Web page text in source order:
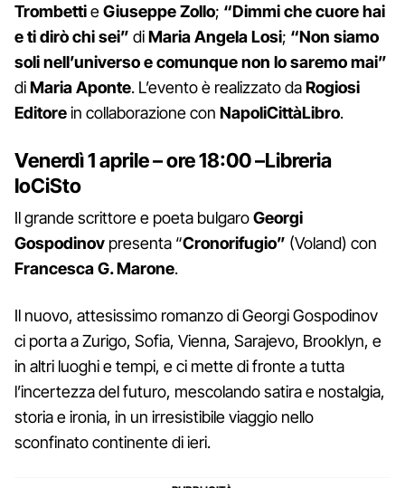
TrombettieGiuseppe Zollo; “Dimmi che cuore hai
e ti dirò chi sei” diMaria Angela Losi; “Non siamo
soli nell’universo e comunque non lo saremo mai”
diMaria Aponte. L’evento è realizzato daRogiosi
Editorein collaborazione con NapoliCittàLibro.
Venerdì 1 aprile–ore 18:00–Libreria
IoCiSto
Il grande scrittore e poeta bulgaroGeorgi
Gospodinov presenta “Cronorifugio” (Voland) con
Francesca G. Marone.
Il nuovo, attesissimo romanzo di Georgi Gospodinov
ci porta a Zurigo, Sofia, Vienna, Sarajevo, Brooklyn, e
in altri luoghi e tempi, e ci mette di fronte a tutta
l’incertezza del futuro, mescolando satira e nostalgia,
storia e ironia, in un irresistibile viaggio nello
sconfinato continente di ieri.